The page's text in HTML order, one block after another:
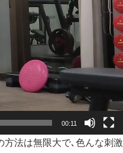
00:11
方法は無限大で､色んな刺激